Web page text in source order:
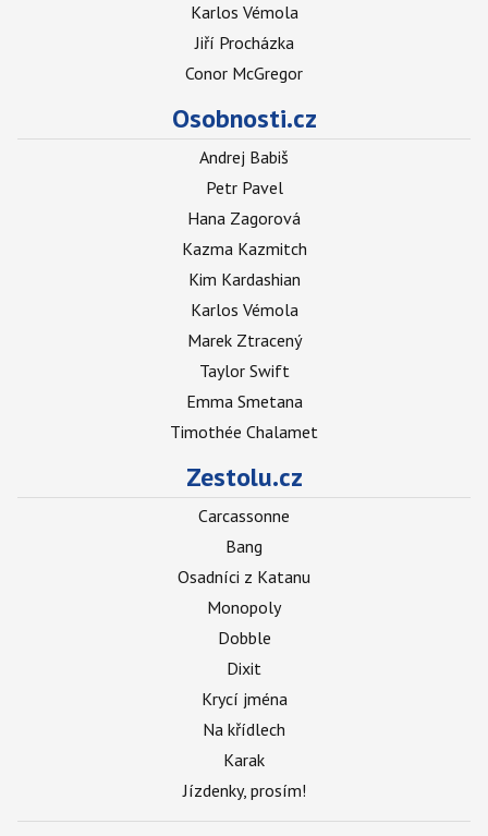
Karlos Vémola
Jiří Procházka
Conor McGregor
Osobnosti.cz
Andrej Babiš
Petr Pavel
Hana Zagorová
Kazma Kazmitch
Kim Kardashian
Karlos Vémola
Marek Ztracený
Taylor Swift
Emma Smetana
Timothée Chalamet
Zestolu.cz
Carcassonne
Bang
Osadníci z Katanu
Monopoly
Dobble
Dixit
Krycí jména
Na křídlech
Karak
Jízdenky, prosím!